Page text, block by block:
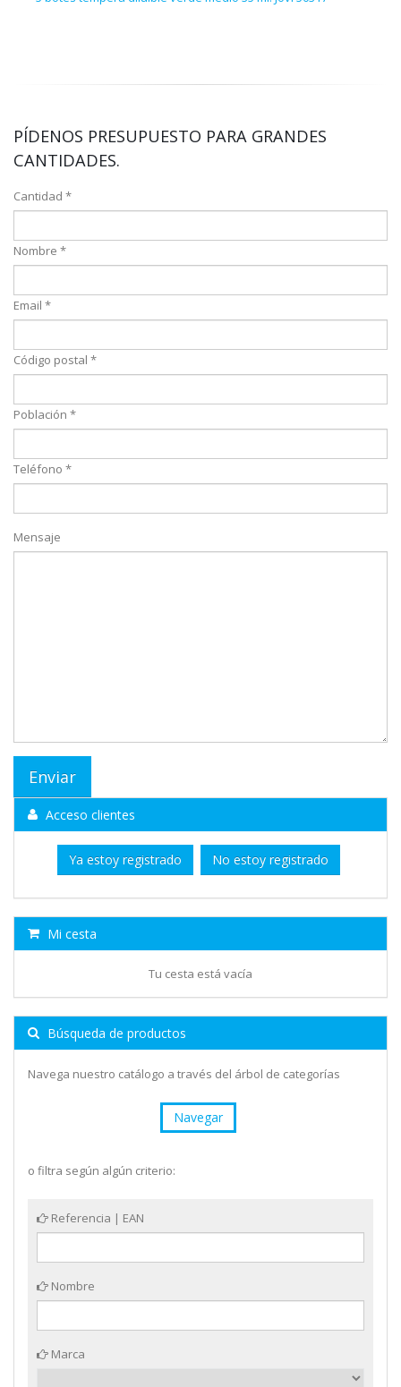
PÍDENOS PRESUPUESTO PARA GRANDES
CANTIDADES.
Cantidad *
Nombre *
Email *
Código postal *
Población *
Teléfono *
Mensaje
Acceso clientes
Ya estoy registrado No estoy registrado
Mi cesta
Tu cesta está vacía
Búsqueda de productos
Navega nuestro catálogo a través del árbol de categorías
Navegar
o filtra según algún criterio:
Referencia | EAN
Nombre
Marca